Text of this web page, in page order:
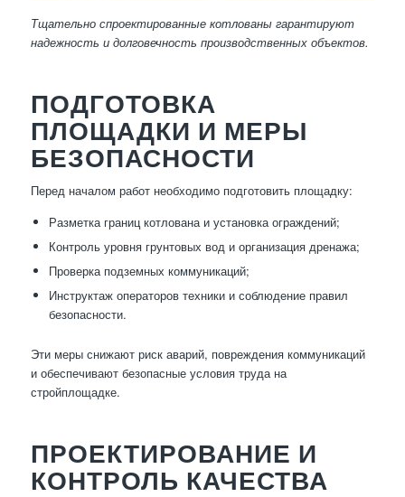
Тщательно спроектированные котлованы гарантируют
надежность и долговечность производственных объектов.
ПОДГОТОВКА
ПЛОЩАДКИ И МЕРЫ
БЕЗОПАСНОСТИ
Перед началом работ необходимо подготовить площадку:
Разметка границ котлована и установка ограждений;
Контроль уровня грунтовых вод и организация дренажа;
Проверка подземных коммуникаций;
Инструктаж операторов техники и соблюдение правил
безопасности.
Эти меры снижают риск аварий, повреждения коммуникаций
и обеспечивают безопасные условия труда на
стройплощадке.
ПРОЕКТИРОВАНИЕ И
КОНТРОЛЬ КАЧЕСТВА